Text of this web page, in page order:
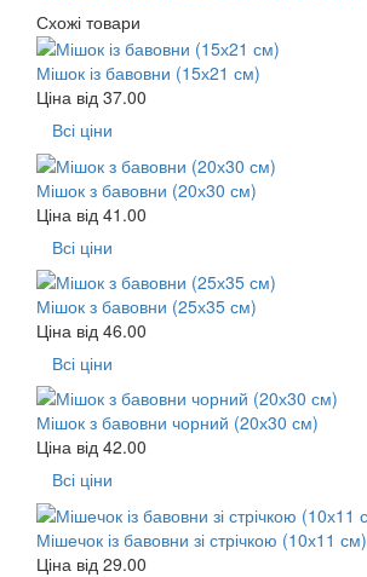
Схожі товари
Мішок із бавовни (15х21 см)
Ціна від 37.00
Всі ціни
Мішок з бавовни (20х30 см)
Ціна від 41.00
Всі ціни
Мішок з бавовни (25х35 см)
Ціна від 46.00
Всі ціни
Мішок з бавовни чорний (20х30 см)
Ціна від 42.00
Всі ціни
Мішечок із бавовни зі стрічкою (10х11 см)
Ціна від 29.00